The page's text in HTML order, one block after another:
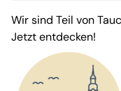
Wir sind Teil von
Jetzt entdecken!